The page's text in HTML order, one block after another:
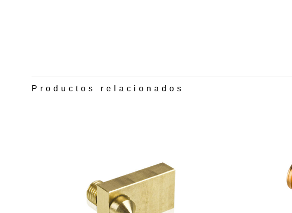
Productos relacionados